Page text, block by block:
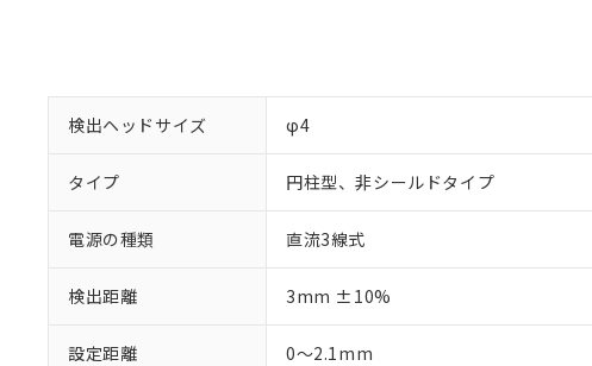
検出ヘッドサイズ φ4
タイプ 円柱型、非シールドタイプ
電源の種類 直流3線式
検出距離 3mm ±10%
設定距離 0～2.1mm